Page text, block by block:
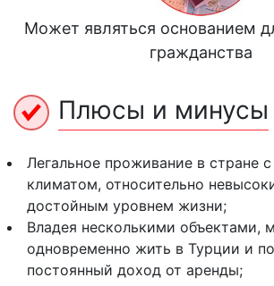
Может являться основанием
гражданства
Плюсы и минусы
Легальное проживание в стране
климатом, относительно
достойным уровнем жизни;
Владея несколькими объектами,
одновременно жить в Турции и
постоянный доход от аренды;